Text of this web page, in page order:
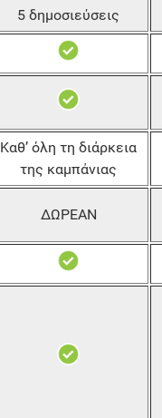
5 δημοσιεύσεις
Καθ’ όλη τη διάρκεια
της καμπάνιας
ΔΩΡΕΑΝ